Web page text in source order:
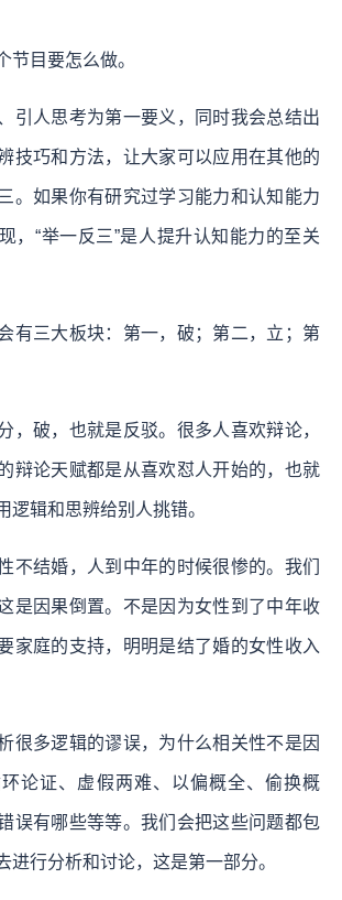
节目要怎么做。
引人思考为第一要义，同时我会总结出
技巧和方法，让大家可以应用在其他的
。如果你有研究过学习能力和认知能力
，“举一反三”是人提升认知能力的至关
有三大板块：第一，破；第二，立；第
，破，也就是反驳。很多人喜欢辩论，
辩论天赋都是从喜欢怼人开始的，也就
逻辑和思辨给别人挑错。
不结婚，人到中年的时候很惨的。我们
是因果倒置。不是因为女性到了中年收
家庭的支持，明明是结了婚的女性收入
很多逻辑的谬误，为什么相关性不是因
论证、虚假两难、以偏概全、偷换概
误有哪些等等。我们会把这些问题都包
进行分析和讨论，这是第一部分。